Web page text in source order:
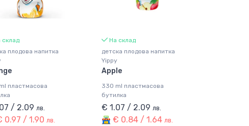
плодова напитка
пластмасова
/ 2.09 лв.
0.97 / 1.90 лв.
На склад
детска плодова напитка
Yippy
Apple
330 ml пластмасова
бутилка
€ 1.07 / 2.09 лв.
€ 0.84 / 1.64 лв.